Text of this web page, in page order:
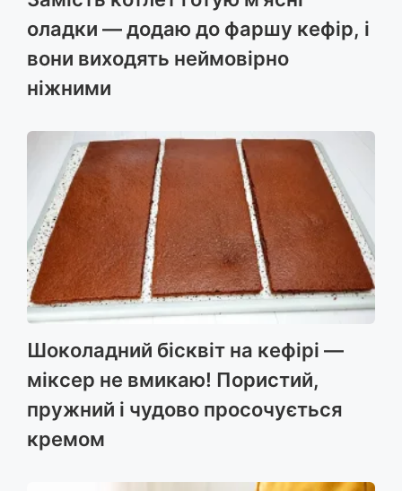
оладки — додаю до фаршу кефір, і
вони виходять неймовірно
ніжними
Шоколадний бісквіт на кефірі —
міксер не вмикаю! Пористий,
пружний і чудово просочується
кремом